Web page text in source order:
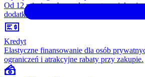
Od 12 miesięcy, bez opłaty wstępnej,
dodatkowych kosztów. Wszystko w cenie
Kredyt
Elastyczne finansowanie dla osób
ograniczeń i atrakcyjne rabaty przy zakupie.